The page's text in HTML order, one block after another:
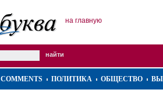
на главную
ПОЛИТИКА ОБЩЕСТВО